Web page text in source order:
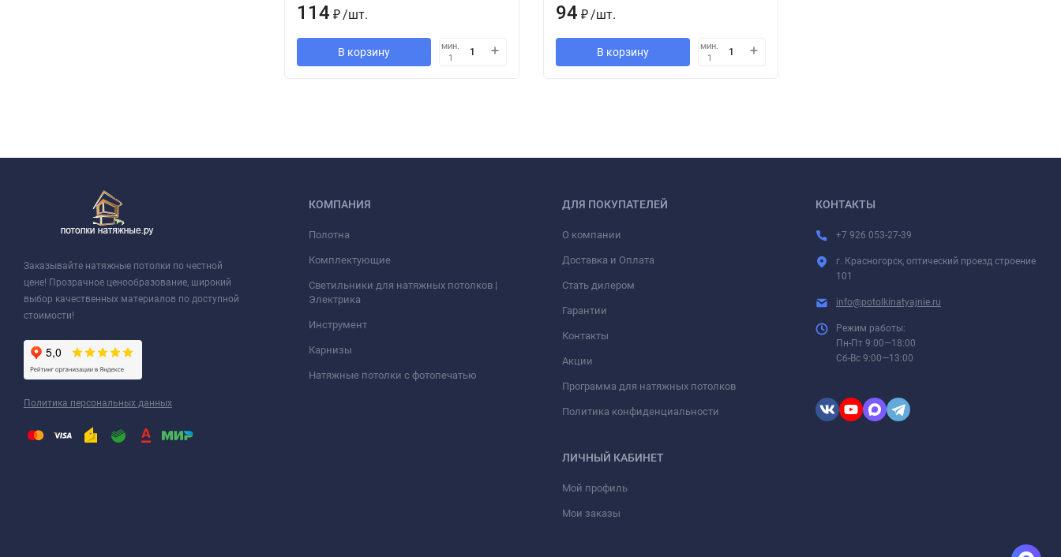
114 ₽/шт.
В корзину
мин.
1
94 ₽/шт.
В корзину
мин.
1
Заказывайте натяжные потолки по честной
цене! Прозрачное ценообразование, широкий
выбор качественных материалов по доступной
стоимости!
Политика персональных данных
КОМПАНИЯ
Полотна
Комплектующие
Светильники для натяжных потолков |
Электрика
Инструмент
Карнизы
Натяжные потолки с фотопечатью
ДЛЯ ПОКУПАТЕЛЕЙ
О компании
Доставка и Оплата
Стать дилером
Гарантии
Контакты
Акции
Программа для натяжных потолков
Политика конфиденциальности
ЛИЧНЫЙ КАБИНЕТ
Мой профиль
Мои заказы
КОНТАКТЫ
+7 926 053-27-39
г. Красногорск, оптический проезд строение
101
info@potolkinatyajnie.ru
Режим работы:
Пн-Пт 9:00—18:00
Сб-Вс 9:00—13:00